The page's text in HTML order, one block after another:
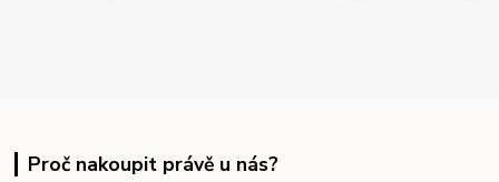
Proč nakoupit právě u nás?